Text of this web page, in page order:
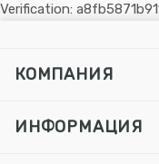
Verification:
КОМПАНИЯ
ИНФОРМАЦИЯ